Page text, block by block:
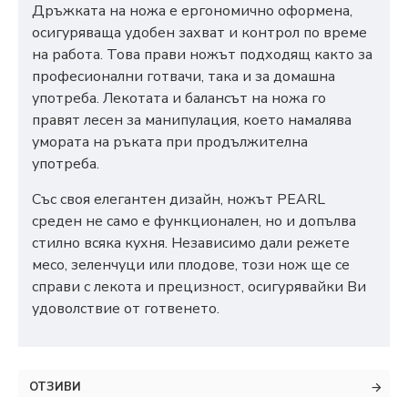
Дръжката на ножа е ергономично оформена,
осигуряваща удобен захват и контрол по време
на работа. Това прави ножът подходящ както за
професионални готвачи, така и за домашна
употреба. Лекотата и балансът на ножа го
правят лесен за манипулация, което намалява
умората на ръката при продължителна
употреба.
Със своя елегантен дизайн, ножът PEARL
среден не само е функционален, но и допълва
стилно всяка кухня. Независимо дали режете
месо, зеленчуци или плодове, този нож ще се
справи с лекота и прецизност, осигурявайки Ви
удоволствие от готвенето.
ОТЗИВИ